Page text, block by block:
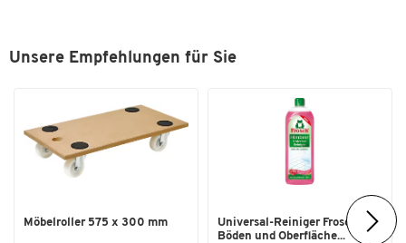
Unsere Empfehlungen für Sie
Möbelroller 575 x 300 mm
Universal-Reiniger Frosch, f.
Böden und Oberfläche...